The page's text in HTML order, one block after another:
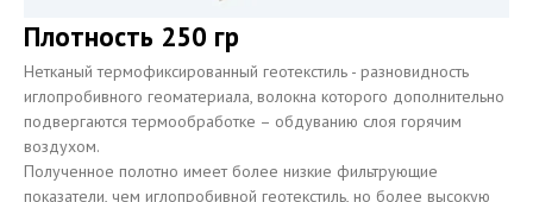
Плотность 250 гр
Нетканый термофиксированный геотекстиль - разновидность
иглопробивного геоматериала, волокна которого дополнительно
подвергаются термообработке – обдуванию слоя горячим
воздухом.
Полученное полотно имеет более низкие фильтрующие
показатели, чем иглопробивной геотекстиль, но более высокую